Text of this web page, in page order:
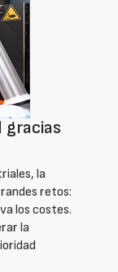
la
retos:
los costes.
la